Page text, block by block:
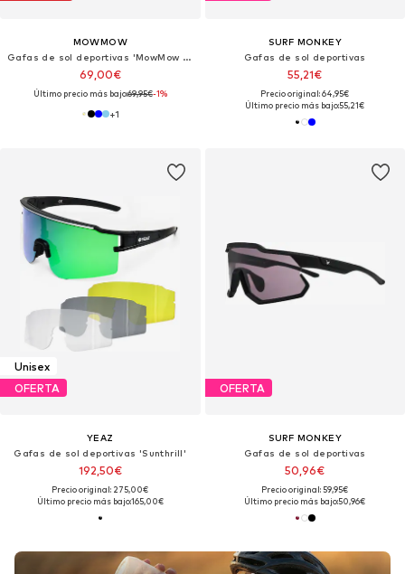
MOWMOW
Gafas de sol deportivas 'MowMow Titan Sunglasses - Sports Glasses - Cycling Glasses - Men - Women'
69,00€
Último precio más bajo:69,95€-1%
+1
SURF MONKEY
Gafas de sol deportivas
55,21€
Precio original: 64,95€
Último precio más bajo:55,21€
Unisex
OFERTA
YEAZ
Gafas de sol deportivas 'Sunthrill'
192,50€
Precio original: 275,00€
Último precio más bajo:165,00€
OFERTA
SURF MONKEY
Gafas de sol deportivas
50,96€
Precio original: 59,95€
Último precio más bajo:50,96€